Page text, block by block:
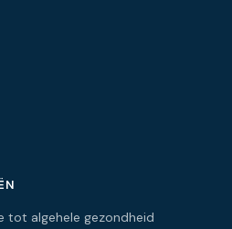
tot algehele gezondheid